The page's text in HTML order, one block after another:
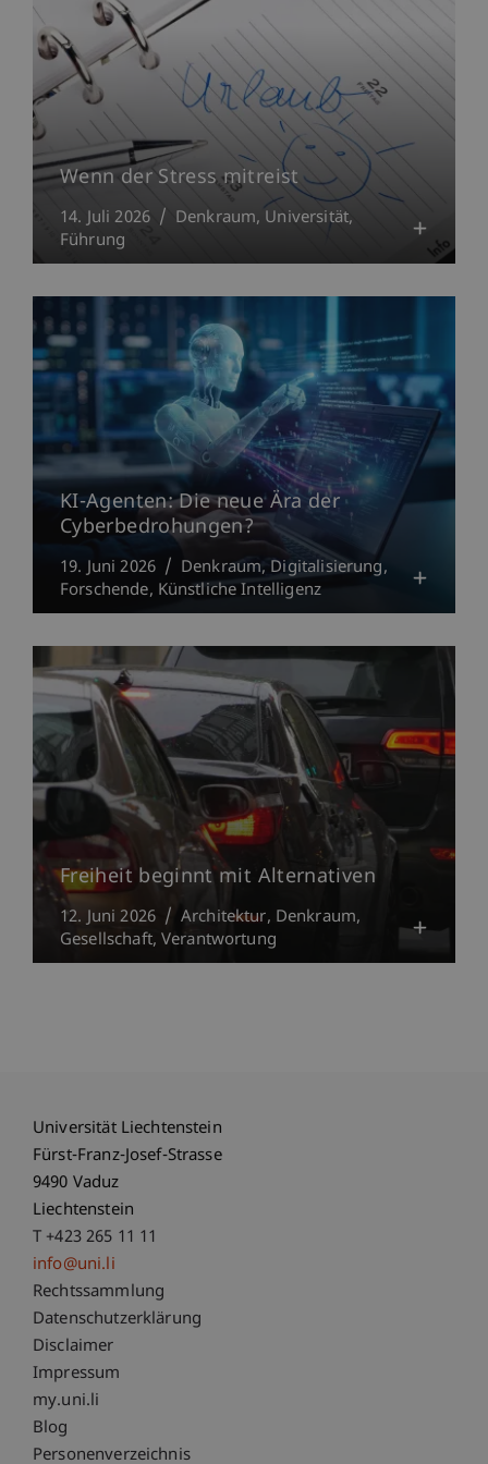
Wenn der Stress mitreist
14. Juli 2026 Denkraum Universität
Führung
KI-Agenten: Die neue Ära der
Cyberbedrohungen?
19. Juni 2026 Denkraum Digitalisierung
Forschende Künstliche Intelligenz
Freiheit beginnt mit Alternativen
12. Juni 2026 Architektur Denkraum
Gesellschaft Verantwortung
Universität Liechtenstein
Fürst-Franz-Josef-Strasse
9490 Vaduz
Liechtenstein
T +423 265 11 11
info@uni.li
Fußzeile Rechtliche Hinweise
Rechtssammlung
Datenschutzerklärung
Disclaimer
Impressum
Fußzeile Subdomain-Verzeichnis
my.uni.li
Blog
Personenverzeichnis